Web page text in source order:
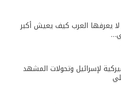
لا يعرفها العرب كيف يعيش أكبر
لإسرائيل وتحولات المشهد